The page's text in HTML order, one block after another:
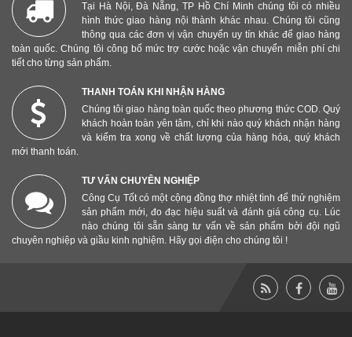
Tại Hà Nội, Đà Nẵng, TP Hồ Chí Minh chúng tôi có nhiều
hình thức giao hàng nội thành khác nhau. Chúng tôi cũng
thông qua các đơn vị vận chuyển uy tín khác để giao hàng
toàn quốc. Chúng tôi công bố mức trợ cước hoặc vận chuyển miễn phí chi
tiết cho từng sản phẩm.
THANH TOÁN KHI NHẬN HÀNG
Chúng tôi giao hàng toàn quốc theo phương thức COD. Quý
khách hoàn toàn yên tâm, chỉ khi nào quý khách nhận hàng
và kiểm tra xong về chất lượng của hàng hóa, quý khách
mới thanh toán.
TƯ VẤN CHUYÊN NGHIỆP
Công Cụ Tốt có một cộng đồng thợ nhiệt tình để thử nghiệm
sản phẩm mới, đo đạc hiệu suất và đánh giá công cụ. Lúc
nào chúng tôi sẵn sàng tư vấn về sản phẩm bởi đội ngũ
chuyên nghiệp và giầu kinh nghiệm. Hãy gọi điện cho chúng tôi !